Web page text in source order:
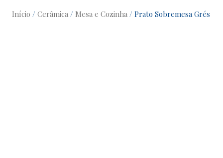
Início / Cerâmica / Mesa e Cozinha / Prato Sobremesa Grés